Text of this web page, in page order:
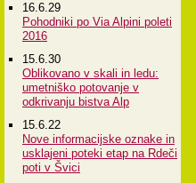
16.6.29
Pohodniki po Via Alpini poleti
2016
15.6.30
Oblikovano v skali in ledu:
umetniško potovanje v
odkrivanju bistva Alp
15.6.22
Nove informacijske oznake in
usklajeni poteki etap na Rdeči
poti v Švici